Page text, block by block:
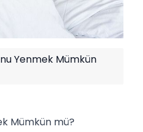
Yenmek Mümkün
Mümkün mü?